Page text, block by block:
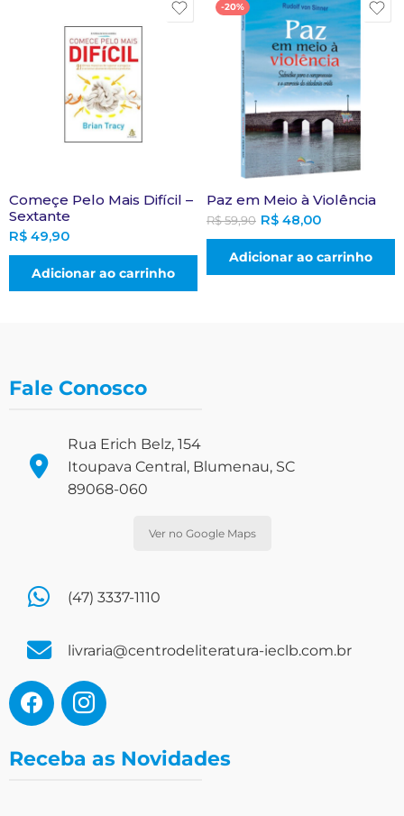
Começe Pelo Mais Difícil –
Sextante
R$ 49,90
Adicionar ao carrinho
-20%
Paz em Meio à Violência
R$59,90 R$ 48,00
Adicionar ao carrinho
Fale Conosco
Rua Erich Belz, 154
Itoupava Central, Blumenau, SC
89068-060
Ver no Google Maps
(47) 3337-1110
livraria@centrodeliteratura-ieclb.com.br
Receba as Novidades